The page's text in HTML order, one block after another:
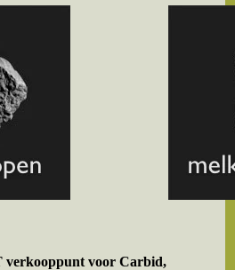
verkooppunt voorCarbid,